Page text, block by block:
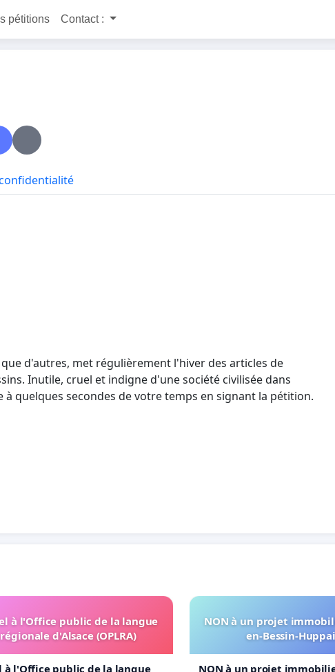
pétitions Contact :
d'autres, met régulièrement l'hiver des articles de
Inutile, cruel et indigne d'une société civilisée dans
quelques secondes de votre temps en signant la pétition.
à l'Office public de la langue
régionale d'Alsace (OPLRA)
à l'Office public de la langue
NON à un projet
en-Bessin-
NON à un projet